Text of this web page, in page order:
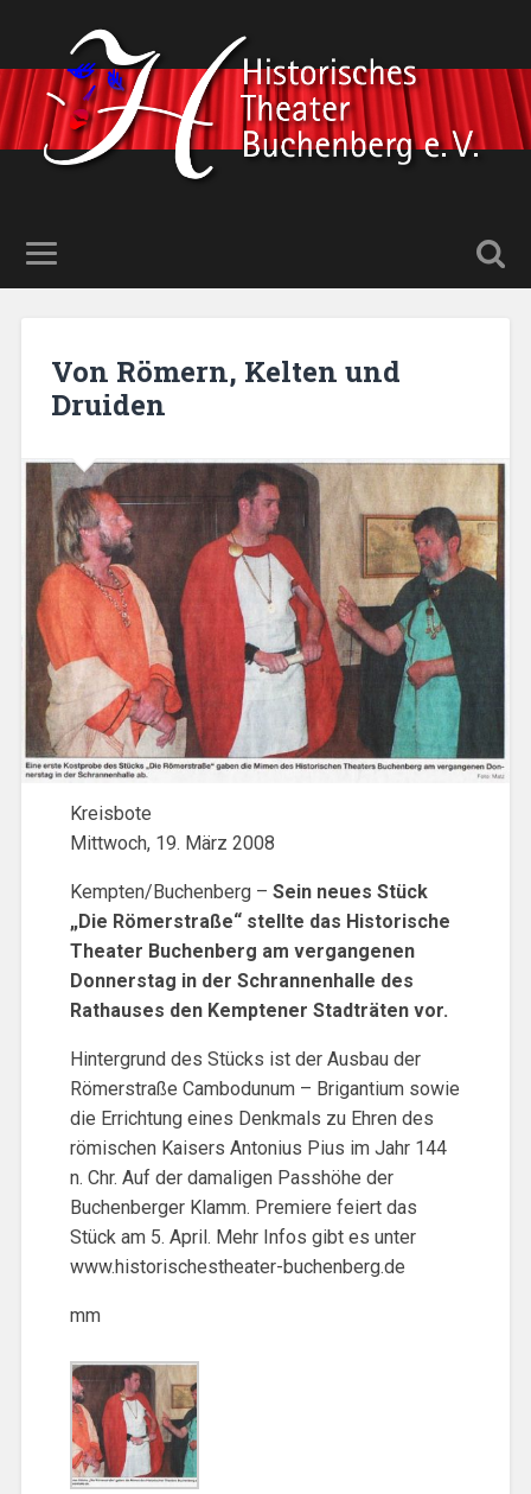
Von Römern, Kelten und
Druiden
Kreisbote
Mittwoch, 19. März 2008
Kempten/Buchenberg –Sein neues Stück
„Die Römerstraße“ stellte das Historische
Theater Buchenberg am vergangenen
Donnerstag in der Schrannenhalle des
Rathauses den Kemptener Stadträten vor.
Hintergrund des Stücks ist der Ausbau der
Römerstraße Cambodunum – Brigantium sowie
die Errichtung eines Denkmals zu Ehren des
römischen Kaisers Antonius Pius im Jahr 144
n. Chr. Auf der damaligen Passhöhe der
Buchenberger Klamm. Premiere feiert das
Stück am 5. April. Mehr Infos gibt es unter
www.historischestheater-buchenberg.de
mm